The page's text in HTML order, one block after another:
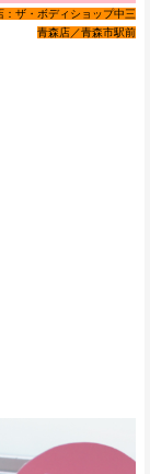
：ザ・ボディショップ中三
青森店／青森市駅前